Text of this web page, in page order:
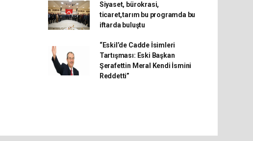
Siyaset, bürokrasi,
ticaret,tarım bu programda bu
iftarda buluştu
“Eskil’de Cadde İsimleri
Tartışması: Eski Başkan
Şerafettin Meral Kendi İsmini
Reddetti”